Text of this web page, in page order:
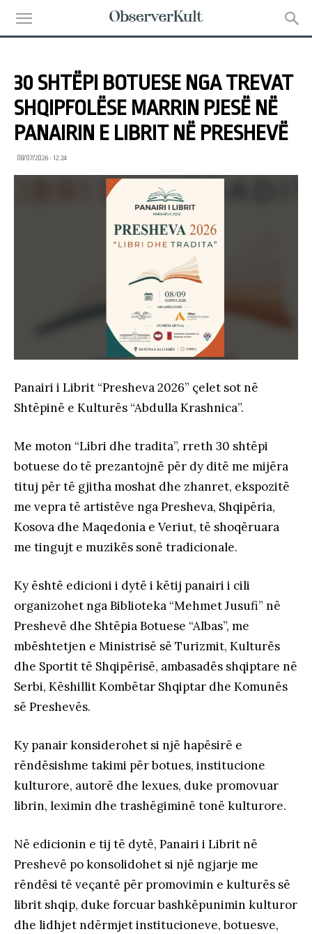
30 SHTËPI BOTUESE NGA TREVAT
SHQIPFOLËSE MARRIN PJESË NË
PANAIRIN E LIBRIT NË PRESHEVË
08/07/2026 • 12:24
Panairi i Librit “Presheva 2026” çelet sot në
Shtëpinë e Kulturës “Abdulla Krashnica”.
Me moton “Libri dhe tradita”, rreth 30 shtëpi
botuese do të prezantojnë për dy ditë me mijëra
tituj për të gjitha moshat dhe zhanret, ekspozitë
me vepra të artistëve nga Presheva, Shqipëria,
Kosova dhe Maqedonia e Veriut, të shoqëruara
me tingujt e muzikës sonë tradicionale.
Ky është edicioni i dytë i këtij panairi i cili
organizohet nga Biblioteka “Mehmet Jusufi” në
Preshevë dhe Shtëpia Botuese “Albas”, me
mbështetjen e Ministrisë së Turizmit, Kulturës
dhe Sportit të Shqipërisë, ambasadës shqiptare në
Serbi, Këshillit Kombëtar Shqiptar dhe Komunës
së Preshevës.
Ky panair konsiderohet si një hapësirë e
rëndësishme takimi për botues, institucione
kulturore, autorë dhe lexues, duke promovuar
librin, leximin dhe trashëgiminë tonë kulturore.
Në edicionin e tij të dytë, Panairi i Librit në
Preshevë po konsolidohet si një ngjarje me
rëndësi të veçantë për promovimin e kulturës së
librit shqip, duke forcuar bashkëpunimin kulturor
dhe lidhjet ndërmjet institucioneve, botuesve,